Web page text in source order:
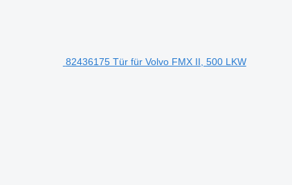
82436175 Tür für Volvo FMX II, 500 LKW